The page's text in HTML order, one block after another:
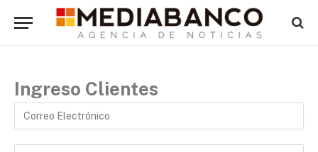
Ingreso Clientes